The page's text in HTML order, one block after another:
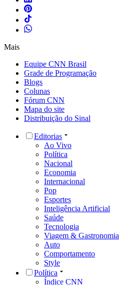
Mais
Equipe CNN Brasil
Grade de Programação
Blogs
Colunas
Fórum CNN
Mapa do site
Distribuição do Sinal
Editorias
Ao Vivo
Política
Nacional
Economia
Internacional
Pop
Esportes
Inteligência Artificial
Saúde
Tecnologia
Viagem & Gastronomia
Auto
Comportamento
Style
Política
Índice CNN